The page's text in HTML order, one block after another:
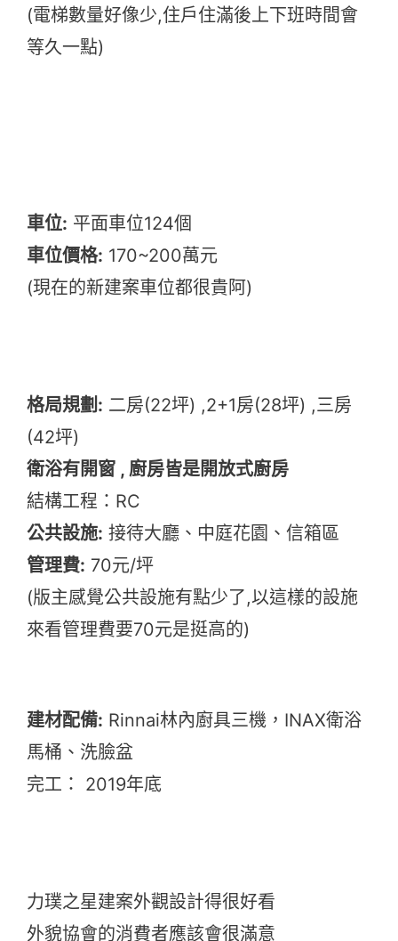
(電梯數量好像少,住戶住滿後上下班時間會
等久一點)
車位: 平面車位124個
車位價格: 170~200萬元
(現在的新建案車位都很貴阿)
格局規劃: 二房(22坪) ,2+1房(28坪) ,三房
(42坪)
衛浴有開窗 , 廚房皆是開放式廚房
結構工程：RC
公共設施: 接待大廳、中庭花園、信箱區
管理費: 70元/坪
(版主感覺公共設施有點少了,以這樣的設施
來看管理費要70元是挺高的)
建材配備: Rinnai林內廚具三機，INAX衛浴
馬桶、洗臉盆
完工： 2019年底
力璞之星建案外觀設計得很好看
外貌協會的消費者應該會很滿意